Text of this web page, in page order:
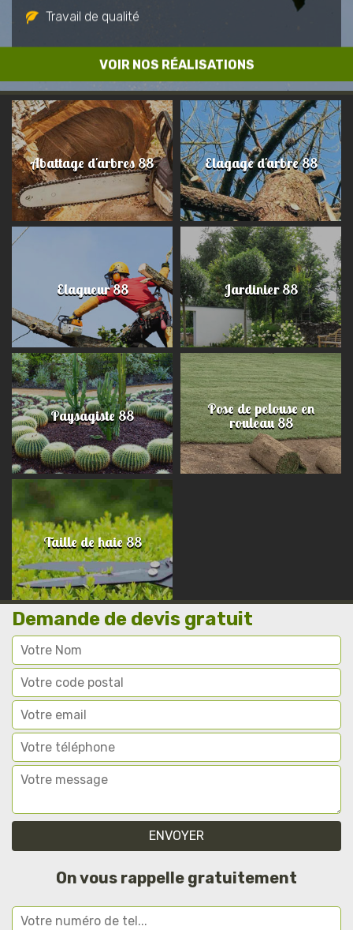
VOIR NOS RÉALISATIONS
Travail de qualité
Abattage d'arbres 88 Elagage d'arbre 88
Elagueur 88 Jardinier 88
Paysagiste 88 Pose de pelouse en
rouleau 88
Taille de haie 88
Demande de devis gratuit
On vous rappelle gratuitement